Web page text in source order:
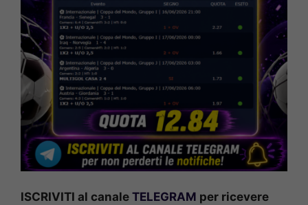
ISCRIVITI al canale TELEGRAM per ricevere